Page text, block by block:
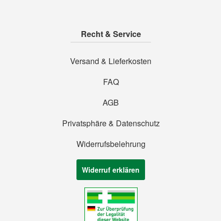
Recht & Service
Versand & Lieferkosten
FAQ
AGB
Privatsphäre & Datenschutz
Widerrufsbelehrung
Widerruf erklären